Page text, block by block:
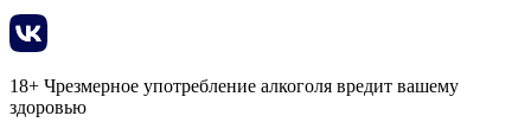
18+ Чрезмерное употребление алкоголя вредит вашему
здоровью